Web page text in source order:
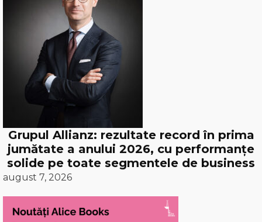
Grupul Allianz: rezultate record în prima
jumătate a anului 2026, cu performanțe
solide pe toate segmentele de business
august 7, 2026